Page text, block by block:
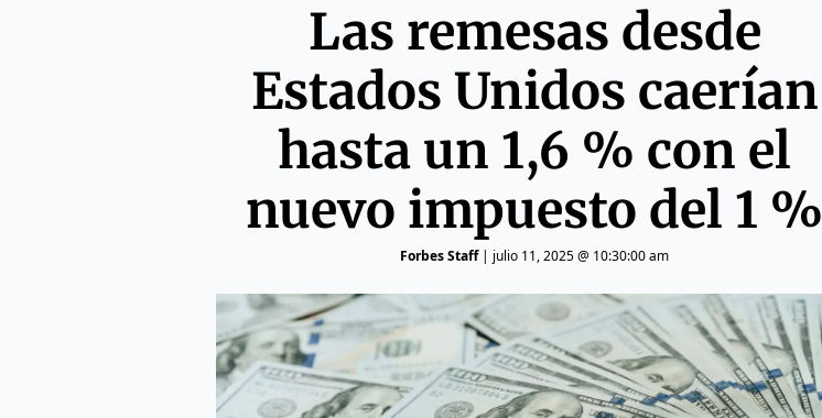
Las remesas desde
Estados Unidos caerían
hasta un 1,6 % con el
nuevo impuesto del 1 %
Forbes Staff| julio 11, 2025 @ 10:30:00 am